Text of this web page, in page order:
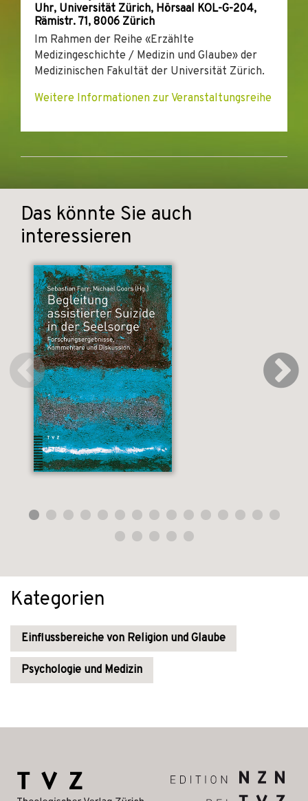
Uhr, Universität Zürich, Hörsaal KOL-G-204,
Rämistr. 71, 8006 Zürich
Im Rahmen der Reihe «Erzählte
Medizingeschichte / Medizin und Glaube» der
Medizinischen Fakultät der Universität Zürich.
Weitere Informationen zur Veranstaltungsreihe
Das könnte Sie auch
interessieren
Kategorien
Einflussbereiche von Religion und Glaube
Psychologie und Medizin